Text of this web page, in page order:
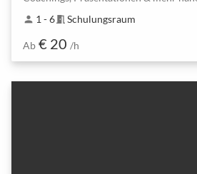
person 1 - 6meeting_room Schulungsraum
Ab € 20 /h